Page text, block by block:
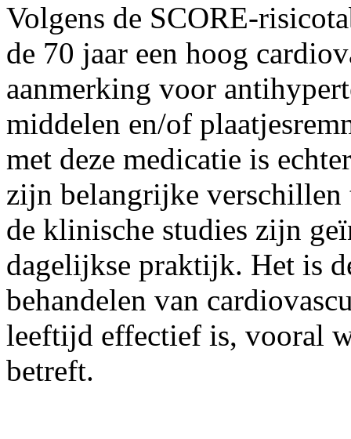
Volgens de SCORE-
de 70 jaar een hoog
aanmerking voor
middelen en/of
met deze medicatie is
zijn belangrijke verschillen
de klinische studies zijn
dagelijkse praktijk. Het is
behandelen van
leeftijd effectief is, vooral
betreft.